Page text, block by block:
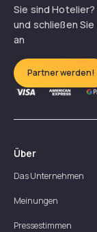
Sie sind
und schließen
an
Partner werden!
Über
Das Unternehmen
Meinungen
Pressestimmen